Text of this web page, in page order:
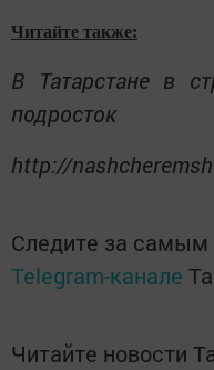
Читайте также:
В Татарстане в
подросток
http://
Следите за
Telegram-канале
Читайте новости